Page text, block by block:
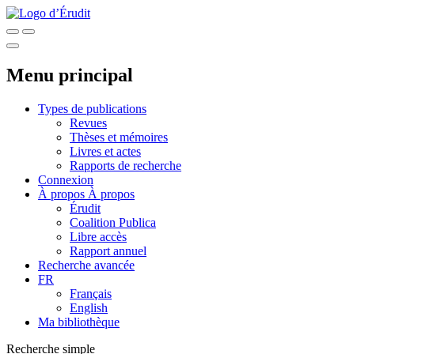
Menu principal
Types de publications
Revues
Thèses et mémoires
Livres et actes
Rapports de recherche
Connexion
À propos À propos
Érudit
Coalition Publica
Libre accès
Rapport annuel
Recherche avancée
FR
Français
English
Ma bibliothèque
Recherche simple